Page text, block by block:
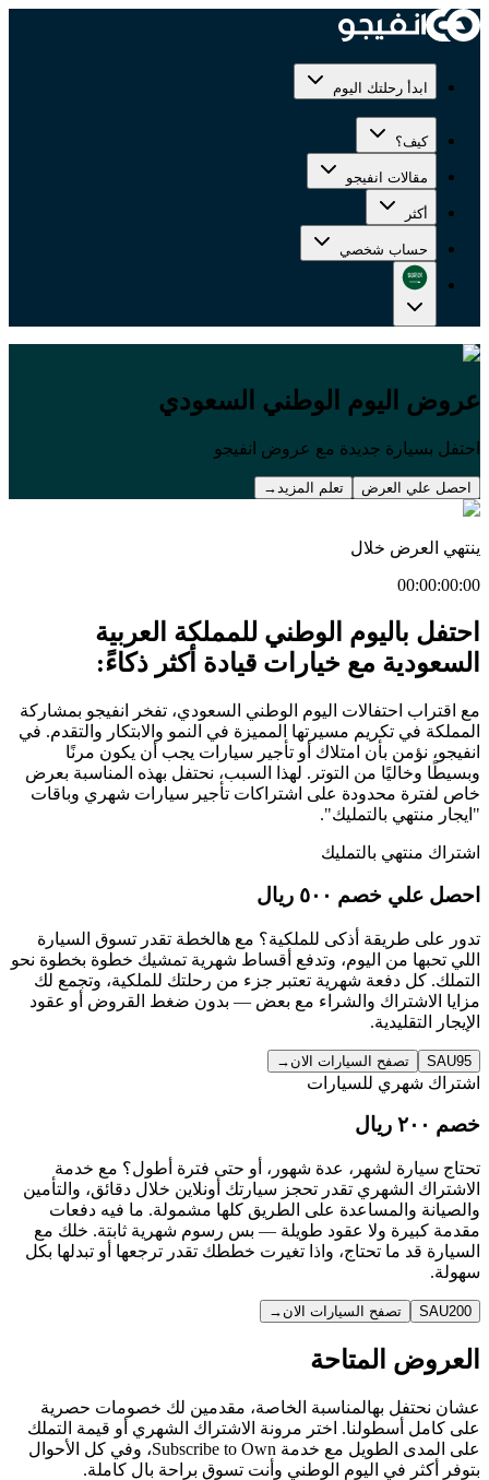
ابدأ رحلتك اليوم
كيف؟
مقالات انفيجو
أكثر
حساب شخصي
عروض اليوم الوطني السعودي
احتفل بسيارة جديدة مع عروض انفيجو
احصل علي العرض تعلم المزيد→
ينتهي العرض خلال
00:00:00:00
احتفل باليوم الوطني للمملكة العربية
السعودية مع خيارات قيادة أكثر ذكاءً:
مع اقتراب احتفالات اليوم الوطني السعودي، تفخر انفيجو بمشاركة
المملكة في تكريم مسيرتها المميزة في النمو والابتكار والتقدم. في
انفيجو، نؤمن بأن امتلاك أو تأجير سيارات يجب أن يكون مرنًا
وبسيطًا وخاليًا من التوتر. لهذا السبب، نحتفل بهذه المناسبة بعرض
خاص لفترة محدودة على اشتراكات تأجير سيارات شهري وباقات
"ايجار منتهي بالتمليك".
اشتراك منتهي بالتمليك
احصل علي خصم ٥٠٠ ريال
تدور على طريقة أذكى للملكية؟ مع هالخطة تقدر تسوق السيارة
اللي تحبها من اليوم، وتدفع أقساط شهرية تمشيك خطوة بخطوة نحو
التملك. كل دفعة شهرية تعتبر جزء من رحلتك للملكية، وتجمع لك
مزايا الاشتراك والشراء مع بعض — بدون ضغط القروض أو عقود
الإيجار التقليدية.
SAU95 تصفح السيارات الان →
اشتراك شهري للسيارات
خصم ٢٠٠ ريال
تحتاج سيارة لشهر، عدة شهور، أو حتى فترة أطول؟ مع خدمة
الاشتراك الشهري تقدر تحجز سيارتك أونلاين خلال دقائق، والتأمين
والصيانة والمساعدة على الطريق كلها مشمولة. ما فيه دفعات
مقدمة كبيرة ولا عقود طويلة — بس رسوم شهرية ثابتة. خلك مع
السيارة قد ما تحتاج، واذا تغيرت خططك تقدر ترجعها أو تبدلها بكل
سهولة.
SAU200 تصفح السيارات الان →
العروض المتاحة
عشان نحتفل بهالمناسبة الخاصة، مقدمين لك خصومات حصرية
على كامل أسطولنا. اختر مرونة الاشتراك الشهري أو قيمة التملك
على المدى الطويل مع خدمة Subscribe to Own، وفي كل الأحوال
بتوفر أكثر في اليوم الوطني وأنت تسوق براحة بال كاملة.